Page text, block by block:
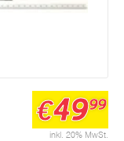
inkl. 20% MwSt.
€4999